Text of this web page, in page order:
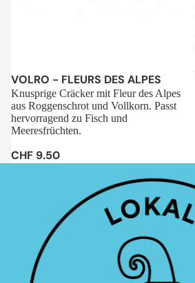
Sale
VOLRO - FLEURS DES ALPES
Knusprige Cräcker mit Fleur des Alpes
aus Roggenschrot und Vollkorn. Passt
hervorragend zu Fisch und
Meeresfrüchten.
CHF 9.50